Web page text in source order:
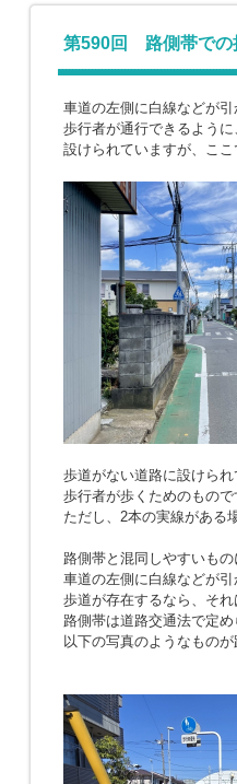
第590回 路側帯での
車道の左側に白線などが引
歩行者が通行できるよう
設けられていますが、ここ
歩道がない道路に設けられ
歩行者が歩くためのもの
ただし、2本の実線がある
路側帯と混同しやすいもの
車道の左側に白線などが
歩道が存在するなら、それ
路側帯は道路交通法で定
以下の写真のようなものが